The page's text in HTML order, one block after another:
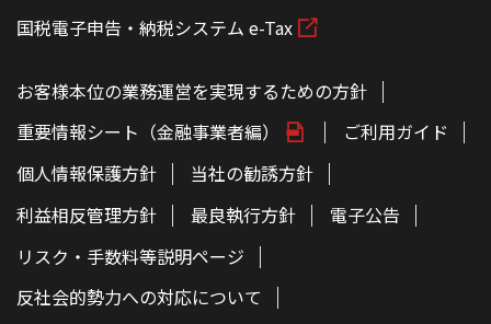
国税電子申告・納税システム e-Tax
お客様本位の業務運営を実現するための方針
重要情報シート（金融事業者編）
ご利用ガイド
個人情報保護方針
当社の勧誘方針
利益相反管理方針
最良執行方針
電子公告
リスク・手数料等説明ページ
反社会的勢力への対応について